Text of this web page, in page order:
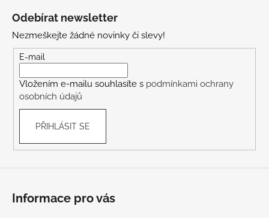
Odebírat newsletter
Nezmeškejte žádné novinky či slevy!
E-mail
Vložením e-mailu souhlasíte s podmínkami ochrany
osobních údajů
PŘIHLÁSIT SE
Informace pro vás